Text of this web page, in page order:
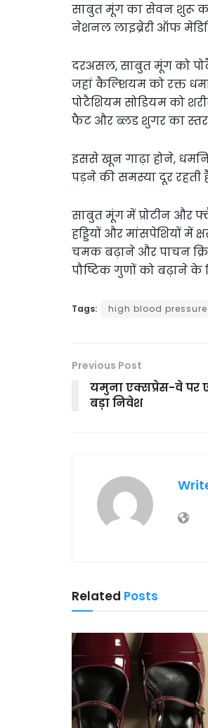
साबुत मूंग का सेवन शुरू
नेशनल लाइब्रेरी ऑफ
दरअसल, साबुत मूंग को
जहां कैल्शियम को रक्त
पोटैशियम सोडियम को
फैट और ब्लड शुगर का स्तर
इससे खून गाढ़ा होने,
पड़ने की समस्या दूर रहती
साबुत मूंग में प्रोटीन और
हड्डियों और मांसपेशियों
चमक बढ़ाने और पाचन
पौष्टिक गुणों को बढ़ाने
Tags: high blood pressure
Previous Post
यमुना एक्सप्रेस-वे पर
बड़ा निवेश
Related Posts